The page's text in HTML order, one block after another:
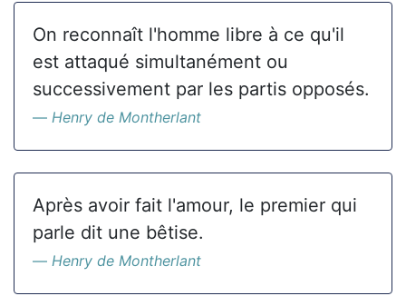
On reconnaît l'homme libre à ce qu'il
est attaqué simultanément ou
successivement par les partis opposés.
Henry de Montherlant
Après avoir fait l'amour, le premier qui
parle dit une bêtise.
Henry de Montherlant